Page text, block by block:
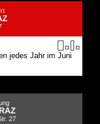
jedes Jahr im Juni
27